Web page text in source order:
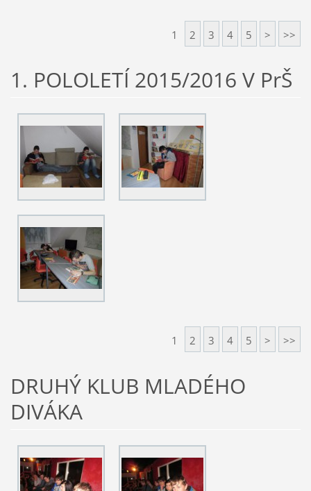
1 2 3 4 5 > >>
1. POLOLETÍ 2015/2016 V PrŠ
1 2 3 4 5 > >>
DRUHÝ KLUB MLADÉHO
DIVÁKA